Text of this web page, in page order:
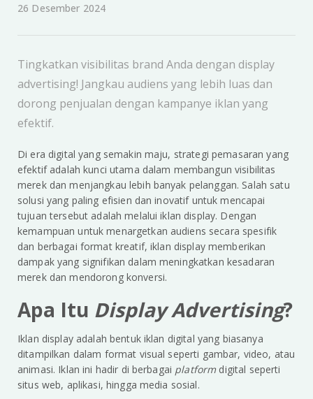
26 Desember 2024
Tingkatkan visibilitas brand Anda dengan display
advertising! Jangkau audiens yang lebih luas dan
dorong penjualan dengan kampanye iklan yang
efektif.
Di era digital yang semakin maju, strategi pemasaran yang
efektif adalah kunci utama dalam membangun visibilitas
merek dan menjangkau lebih banyak pelanggan. Salah satu
solusi yang paling efisien dan inovatif untuk mencapai
tujuan tersebut adalah melalui iklan display. Dengan
kemampuan untuk menargetkan audiens secara spesifik
dan berbagai format kreatif, iklan display memberikan
dampak yang signifikan dalam meningkatkan kesadaran
merek dan mendorong konversi.
Apa Itu Display Advertising?
Iklan display adalah bentuk iklan digital yang biasanya
ditampilkan dalam format visual seperti gambar, video, atau
animasi. Iklan ini hadir di berbagai platform digital seperti
situs web, aplikasi, hingga media sosial.